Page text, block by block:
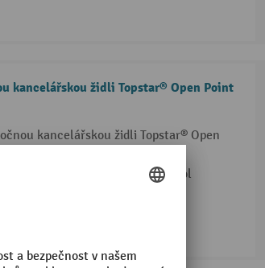
kancelářskou židli Topstar® Open Point
kancelářskou židli Topstar® Open
akrylnitril-butadien-styrol